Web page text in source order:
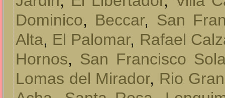
Dominico, Beccar, San
Alta, El Palomar, Rafael
Hornos, San Francisco
Lomas del Mirador, Rio